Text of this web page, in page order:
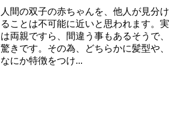
人間の双子の赤ちゃんを、他人が見分け
ることは不可能に近いと思われます。実
は両親ですら、間違う事もあるそうで、
驚きです。その為、どちらかに髪型や、
なにか特徴をつけ...